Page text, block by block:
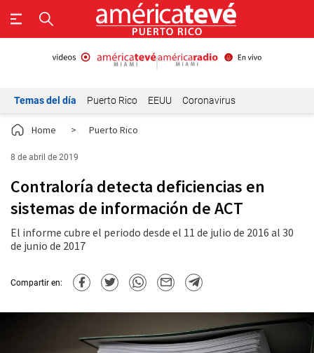
Temas del día Puerto Rico EEUU Coronavirus
Home > Puerto Rico
8 de abril de 2019
Contraloría detecta deficiencias en
sistemas de información de ACT
El informe cubre el periodo desde el 11 de julio de 2016 al 30
de junio de 2017
Compartir en: